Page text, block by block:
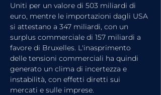
Uniti per un valore di 503 miliardi di
euro, mentre le importazioni dagli USA
si attestano a 347 miliardi, con un
surplus commerciale di 157 miliardi a
favore di Bruxelles. L'inasprimento
delle tensioni commerciali ha quindi
generato un clima di incertezza e
instabilità, con effetti diretti sui
mercati e sulle imprese.